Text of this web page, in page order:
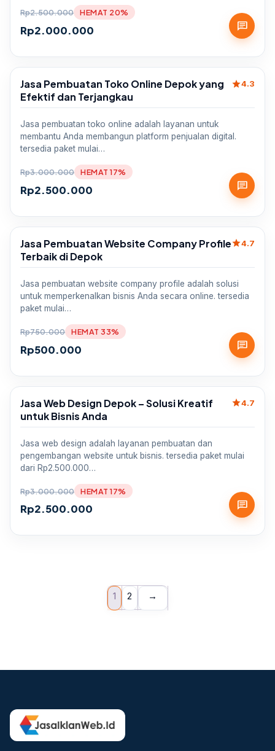
Rp2.500.000
Rp2.000.000
HEMAT 20%
chat
Sale
Jasa Pembuatan Toko Online Depok yang
Efektif dan Terjangkau
star4.3
Jasa pembuatan toko online adalah layanan untuk
membantu Anda membangun platform penjualan digital.
tersedia paket mulai…
Rp3.000.000
Rp2.500.000
HEMAT 17%
chat
Sale
Jasa Pembuatan Website Company Profile
Terbaik di Depok
star4.7
Jasa pembuatan website company profile adalah solusi
untuk memperkenalkan bisnis Anda secara online. tersedia
paket mulai…
Rp750.000
Rp500.000
HEMAT 33%
chat
Sale
Jasa Web Design Depok – Solusi Kreatif
untuk Bisnis Anda
star4.7
Jasa web design adalah layanan pembuatan dan
pengembangan website untuk bisnis. tersedia paket mulai
dari Rp2.500.000…
Rp3.000.000
Rp2.500.000
HEMAT 17%
chat
1 2 →